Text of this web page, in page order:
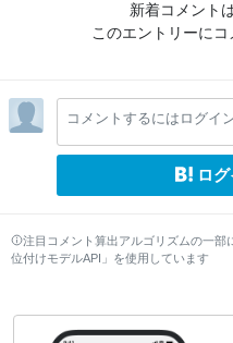
新着コメント
このエントリーにコ
コメントするにはログイ
ロ
注目コメント算出アルゴリズムの一部
位付けモデルAPI」を使用しています